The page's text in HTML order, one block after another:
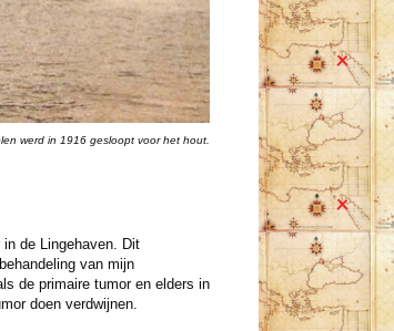
werd in 1916 gesloopt voor het hout.
de Lingehaven. Dit
van mijn
de primaire tumor en elders in
doen verdwijnen.